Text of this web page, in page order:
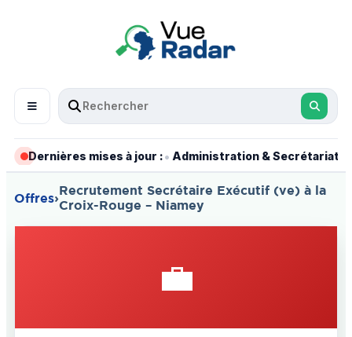
Dernières mises à jour :• Administration & Secrétariat
Offres›
Recrutement Secrétaire Exécutif (ve) à la
Croix-Rouge – Niamey
💼